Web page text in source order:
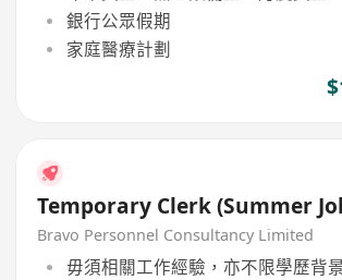
銀行公眾假期
家庭醫療計劃
Temporary Clerk (Summer
Bravo Personnel Consultancy Limited
毋須相關工作經驗，亦不限學歷背